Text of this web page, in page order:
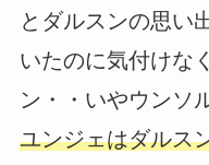
とダルスンの思い
いたのに気付けな
ン・・いやウンソ
ユンジェはダルス